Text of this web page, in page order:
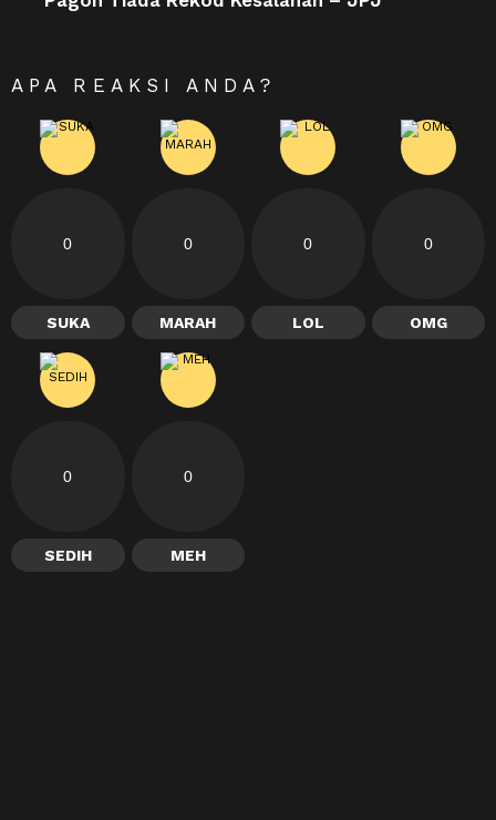
APA REAKSI ANDA?
0
SUKA
0
MARAH
0
LOL
0
OMG
0
SEDIH
0
MEH